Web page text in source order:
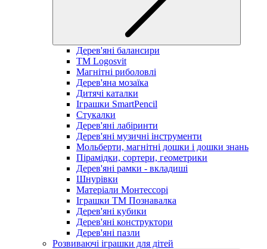
Дерев'яні балансири
TM Logosvit
Магнітні риболовлі
Дерев'яна мозаїка
Дитячі каталки
Іграшки SmartPencil
Стукалки
Дерев'яні лабіринти
Дерев'яні музичні інструменти
Мольберти, магнітні дошки і дошки знань
Пірамідки, сортери, геометрики
Дерев'яні рамки - вкладиші
Шнурівки
Матеріали Монтессорі
Іграшки ТМ Познавалка
Дерев'яні кубики
Дерев'яні конструктори
Дерев'яні пазли
Розвиваючі іграшки для дітей